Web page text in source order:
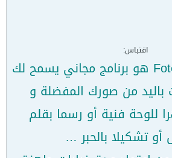
اقتباس:
برنامج FotoSketcher هو برنامج مجاني يسمح لك
من صورك المفضلة و
للوحة فنية أو رسما بقلم
أو تشكيلا بالحبر …